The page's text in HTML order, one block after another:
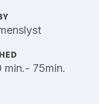
min.- 75min.